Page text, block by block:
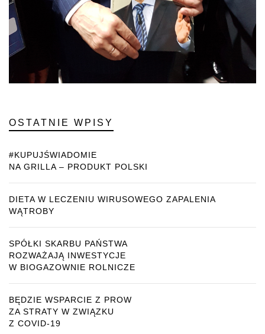
OSTATNIE WPISY
#KUPUJŚWIADOMIE
NA GRILLA – PRODUKT POLSKI
DIETA W LECZENIU WIRUSOWEGO ZAPALENIA
WĄTROBY
SPÓŁKI SKARBU PAŃSTWA
ROZWAŻAJĄ INWESTYCJE
W BIOGAZOWNIE ROLNICZE
BĘDZIE WSPARCIE Z PROW
ZA STRATY W ZWIĄZKU
Z COVID-19